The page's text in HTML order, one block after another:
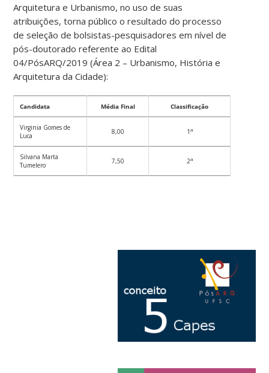
Arquitetura e Urbanismo, no uso de suas
atribuições, torna público o resultado do processo
de seleção de bolsistas-pesquisadores em nível de
pós-doutorado referente ao Edital
04/PósARQ/2019 (Área 2 – Urbanismo, História e
Arquitetura da Cidade):
Candidata Média Final Classificação
Virginia Gomes de
Luca
8,00 1 a
Silvana Marta
Tumelero
7,50 2a